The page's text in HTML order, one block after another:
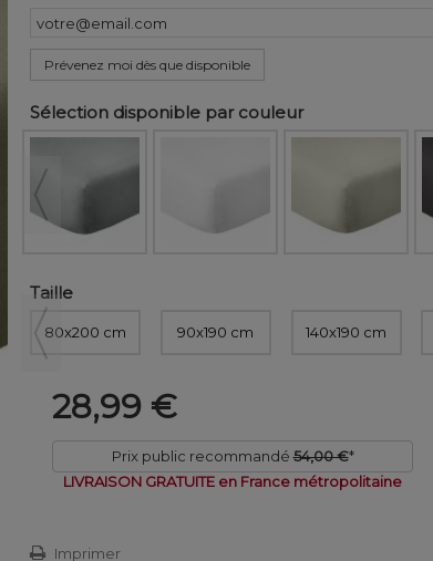
Prévenez moi dès que disponible
Sélection disponible par couleur
Taille
80x200 cm 90x190 cm 140x190 cm
28,99 €
Prix public recommandé 54,00 €*
LIVRAISON GRATUITE en France métropolitaine
Imprimer